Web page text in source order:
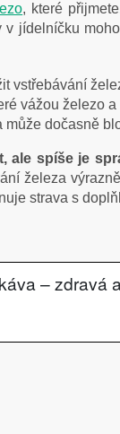
, které
jídelníčku
vstřebávání
vážou železo
dočasně
ale spíše je
železa
strava s